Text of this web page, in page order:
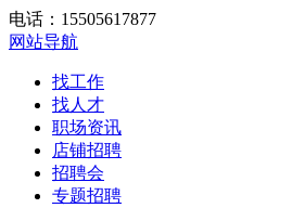
电话：15505617877
网站导航
找工作
找人才
职场资讯
店铺招聘
招聘会
专题招聘